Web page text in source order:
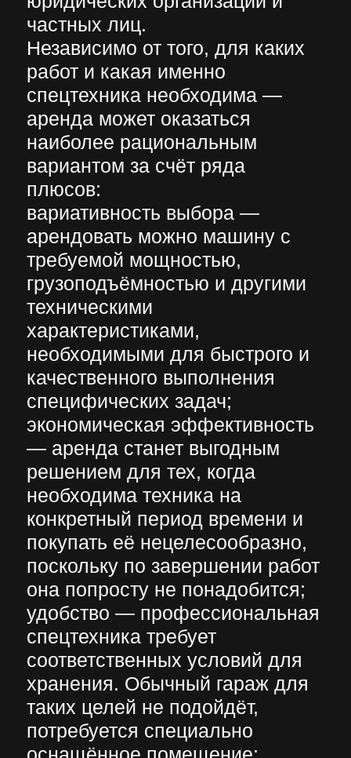
качественного выполнения
специфических задач;
экономическая эффективность
— аренда станет выгодным
решением для тех, когда
необходима техника на
конкретный период времени и
покупать её нецелесообразно,
поскольку по завершении работ
она попросту не понадобится;
удобство — профессиональная
спецтехника требует
соответственных условий для
хранения. Обычный гараж для
таких целей не подойдёт,
потребуется специально
оснащённое помещение;
техническая поддержка —
техобслуживанием машин
занимаются арендодатели,
которые также обеспечивают
оперативный ремонт или
замену машину на аналогичную
в случае поломки.
Использование спецтехники
позволяет ускорить и облегчить
многие работы. Арендодатели
как правило содержат в
транспортном парке
современные
высокотехнологичные машины,
с помощью которых быстро и
качественно выполнять можно
самые разные и сложные
работы.
На что обращать
внимание при выборе
компании и техники